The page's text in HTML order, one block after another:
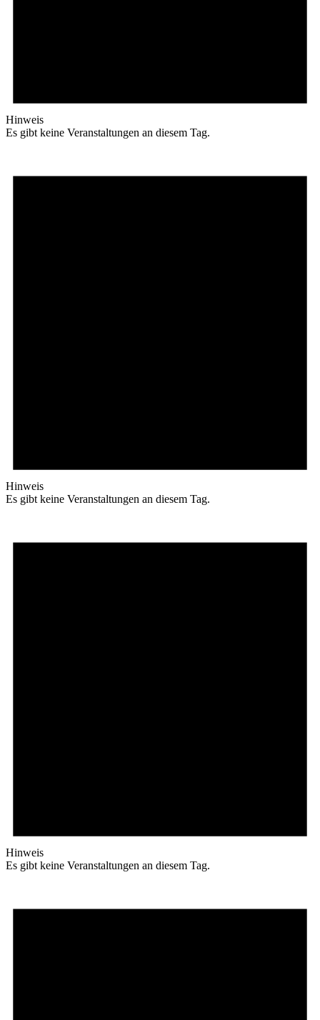
Hinweis
Es gibt keine Veranstaltungen an diesem Tag.
Hinweis
Es gibt keine Veranstaltungen an diesem Tag.
Hinweis
Es gibt keine Veranstaltungen an diesem Tag.